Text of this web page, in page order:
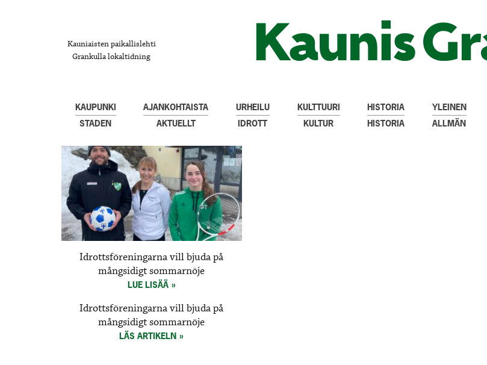
Kauniaisten paikallislehti
Grankulla lokaltidning
KAUPUNKI
STADEN
AJANKOHTAISTA
AKTUELLT
URHEILU
IDROTT
KULTTUURI
KULTUR
HISTORIA
HISTORIA
YLEINEN
ALLMÄN
Idrottsföreningarna vill bjuda på
mångsidigt sommarnöje
LUE LISÄÄ
Idrottsföreningarna vill bjuda på
mångsidigt sommarnöje
LÄS ARTIKELN